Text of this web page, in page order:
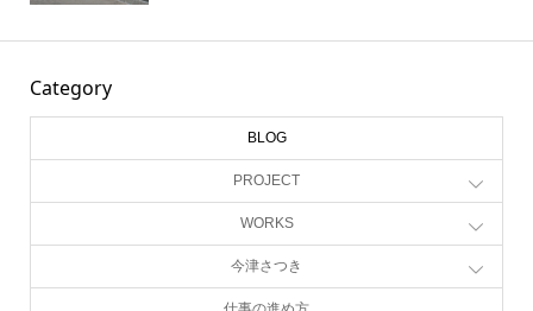
Category
BLOG
PROJECT
WORKS
今津さつき